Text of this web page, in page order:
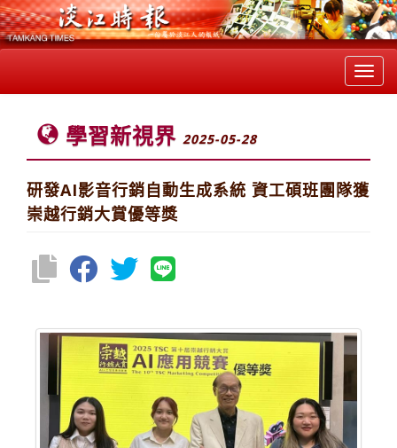
學習新視界 2025-05-28
研發AI影音行銷自動生成系統 資工碩班團隊獲
崇越行銷大賞優等獎